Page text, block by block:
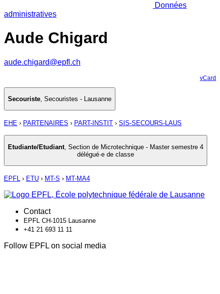
Données
administratives
Aude Chigard
aude.chigard@epfl.ch
vCard
Secouriste, Secouristes - Lausanne
EHE › PARTENAIRES › PART-INSTIT › SIS-SECOURS-LAUS
Etudiante/Etudiant Section de Microtechnique - Master semestre 4
délégué·e de classe
EPFL › ETU › MT-S › MT-MA4
Contact
EPFL CH-1015 Lausanne
+41 21 693 11 11
Follow EPFL on social media